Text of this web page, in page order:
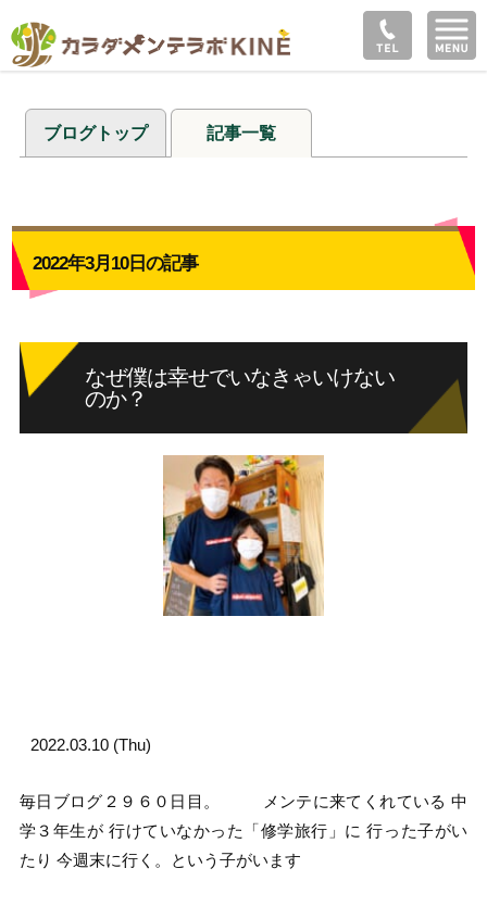
ブログトップ 記事一覧
2022年3月10日の記事
なぜ僕は幸せでいなきゃいけない
のか？
2022.03.10 (Thu)
毎日ブログ２９６０日目。 メンテに来てくれている 中
学３年生が 行けていなかった「修学旅行」に 行った子がい
たり 今週末に行く。という子がいます